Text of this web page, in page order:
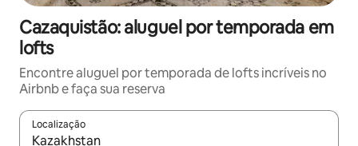
Cazaquistão: aluguel por temporada em
lofts
Encontre aluguel por temporada de lofts incríveis no
Airbnb e faça sua reserva
Localização
Quando os resultados estiverem disponíveis, explore-os